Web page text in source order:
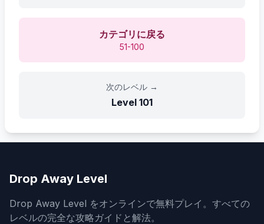
カテゴリに戻る
51-100
次のレベル →
Level 101
Drop Away Level
Drop Away Level をオンラインで無料プレイ。すべての
レベルの完全な攻略ガイドと解法。